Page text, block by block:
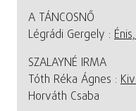
A TÁNCOSNŐ
Légrádi Gergely :
SZALAYNÉ IRMA
Tóth Réka Ágnes :
Horváth Csaba